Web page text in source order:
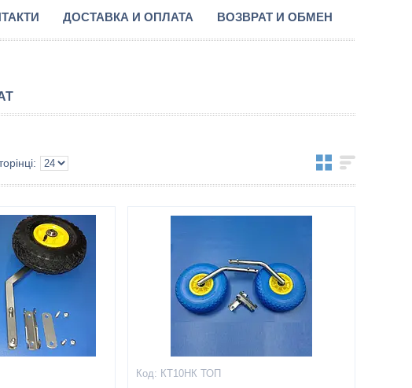
ДОСТАВКА И ОПЛАТА ВОЗВРАТ И ОБМЕН
КТ10НК ТОП